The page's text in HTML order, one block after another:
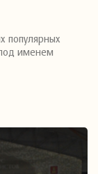
популярных
именем